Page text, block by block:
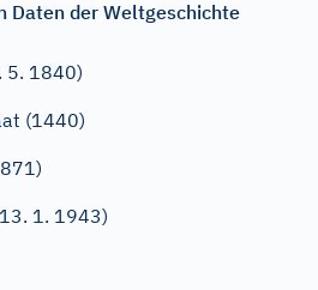
Daten der Weltgeschichte
5. 1840)
(1440)
1. 1943)